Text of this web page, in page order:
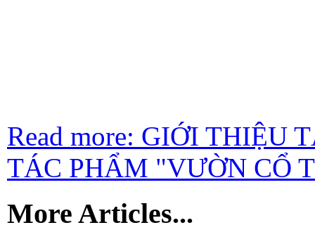
Read more: GIỚI THIỆU
TÁC PHẨM "VƯỜN CỔ
More Articles...